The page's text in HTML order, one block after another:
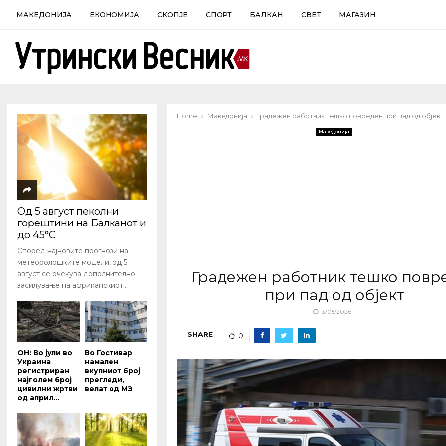
МАКЕДОНИЈА ЕКОНОМИЈА СКОПЈЕ СПОРТ БАЛКАН СВЕТ МАГАЗИН
Home Македонија Градежен работник тешко повреден при пад од објект
Македонија
Градежен работник тешко
при пад од објект
13/05/2026
SHARE 0
Од 5 август пеколни
горештини на Балканот и
до 45°C
Според најновите прогнози на
метеоролошките модели, од 5
август се очекува дополнително
засилување на африканскиот...
ОН: Во јули во
Украина
регистриран
најголем број
цивилни жртви
од април...
Во Гостивар
намален
вкупниот број
прегледи,
велат од МЗ